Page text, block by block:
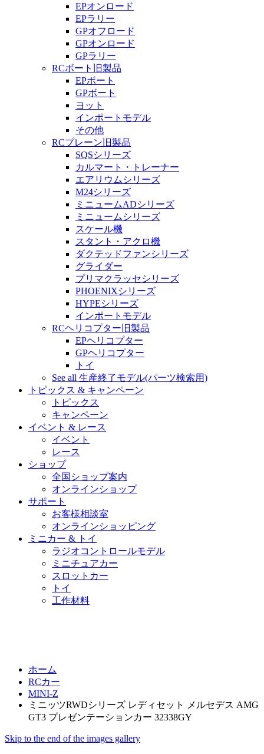
EPオンロード
EPラリー
GPオフロード
GPオンロード
GPラリー
RCボート旧製品
EPボート
GPボート
ヨット
インポートモデル
その他
RCプレーン旧製品
SQSシリーズ
カルマート・トレーナー
エアリウムシリーズ
M24シリーズ
ミニュームADシリーズ
ミニュームシリーズ
スケール機
スタント・アクロ機
ダクテッドファンシリーズ
グライダー
プリマクラッセシリーズ
PHOENIXシリーズ
HYPEシリーズ
インポートモデル
RCヘリコプター旧製品
EPヘリコプター
GPヘリコプター
トイ
See all 生産終了モデル(パーツ検索用)
トピックス & キャンペーン
トピックス
キャンペーン
イベント & レース
イベント
レース
ショップ
全国ショップ案内
オンラインショップ
サポート
お客様相談室
オンラインショッピング
ミニカー & トイ
ラジオコントロールモデル
ミニチュアカー
スロットカー
トイ
工作材料
ホーム
RCカー
MINI-Z
ミニッツRWDシリーズ レディセット メルセデス AMG
GT3 プレゼンテーションカー 32338GY
Skip to the end of the images gallery